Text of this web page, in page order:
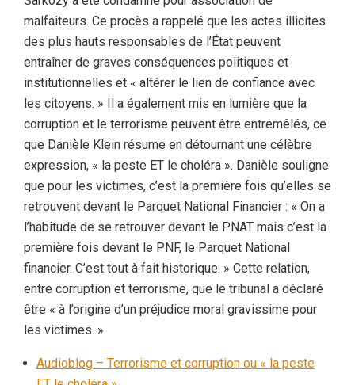
malfaiteurs. Ce procès a rappelé que les actes illicites
des plus hauts responsables de l’État peuvent
entraîner de graves conséquences politiques et
institutionnelles et « altérer le lien de confiance avec
les citoyens. » Il a également mis en lumière que la
corruption et le terrorisme peuvent être entremêlés, ce
que Danièle Klein résume en détournant une célèbre
expression, « la peste ET le choléra ». Danièle souligne
que pour les victimes, c’est la première fois qu’elles se
retrouvent devant le Parquet National Financier : « On a
l’habitude de se retrouver devant le PNAT mais c’est la
première fois devant le PNF, le Parquet National
financier. C’est tout à fait historique. » Cette relation,
entre corruption et terrorisme, que le tribunal a déclaré
être « à l’origine d’un préjudice moral gravissime pour
les victimes. »
Audioblog – Terrorisme et corruption ou « la peste